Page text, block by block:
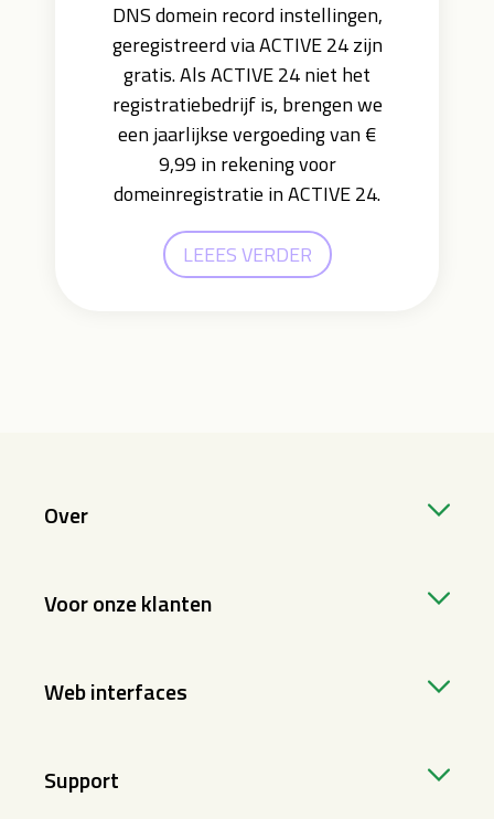
DNS domein record instellingen,
geregistreerd via ACTIVE 24 zijn
gratis. Als ACTIVE 24 niet het
registratiebedrijf is, brengen we
een jaarlijkse vergoeding van €
9,99 in rekening voor
domeinregistratie in ACTIVE 24.
LEEES VERDER
Over
Voor onze klanten
Web interfaces
Support